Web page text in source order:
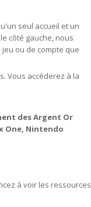
seul accueil et un
côté gauche, nous
ou de compte que
Vous accéderez à la
des Argent Or
One, Nintendo
à voir les ressources